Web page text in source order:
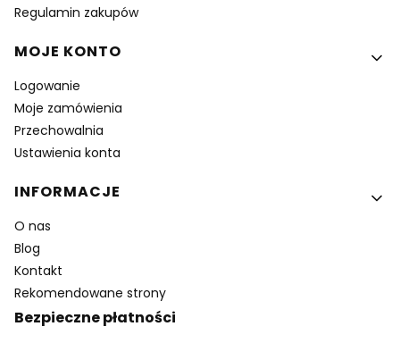
Regulamin zakupów
MOJE KONTO
Logowanie
Moje zamówienia
Przechowalnia
Ustawienia konta
INFORMACJE
O nas
Blog
Kontakt
Rekomendowane strony
Bezpieczne płatności